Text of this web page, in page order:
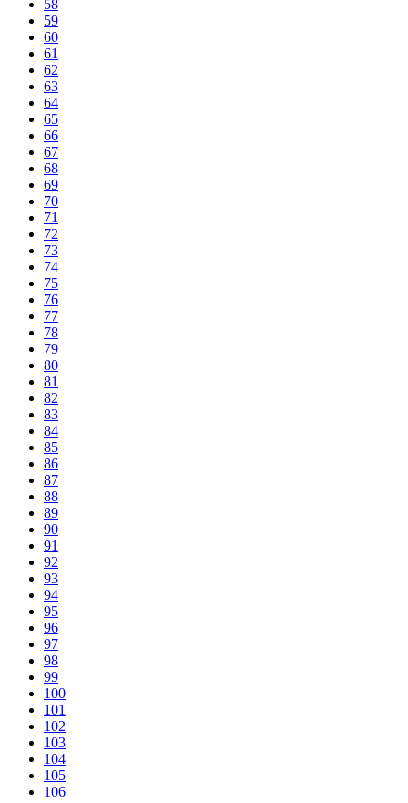
58
59
60
61
62
63
64
65
66
67
68
69
70
71
72
73
74
75
76
77
78
79
80
81
82
83
84
85
86
87
88
89
90
91
92
93
94
95
96
97
98
99
100
101
102
103
104
105
106